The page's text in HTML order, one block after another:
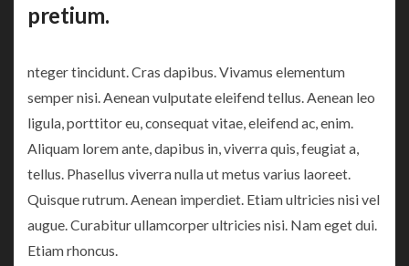
pretium.
nteger tincidunt. Cras dapibus. Vivamus elementum
semper nisi. Aenean vulputate eleifend tellus. Aenean leo
ligula, porttitor eu, consequat vitae, eleifend ac, enim.
Aliquam lorem ante, dapibus in, viverra quis, feugiat a,
tellus. Phasellus viverra nulla ut metus varius laoreet.
Quisque rutrum. Aenean imperdiet. Etiam ultricies nisi vel
augue. Curabitur ullamcorper ultricies nisi. Nam eget dui.
Etiam rhoncus.